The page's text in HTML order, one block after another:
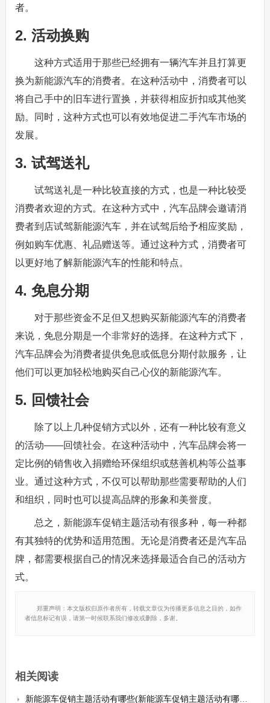
者。
2. 活动换购
这种方式适用于那些已经拥有一辆汽车并且打算更
换为新能源汽车的消费者。在这种活动中，消费者可以
将自己手中的旧车进行置换，并获得相应折扣或其他奖
励。同时，这种方式也可以有效地促进二手汽车市场的
发展。
3. 试驾送礼
试驾送礼是一种比较直接的方式，也是一种比较受
消费者欢迎的方式。在这种方式中，汽车品牌会邀请消
费者到店试驾新能源汽车，并在试驾后给予相应奖励，
例如购车优惠、礼品赠送等。通过这种方式，消费者可
以更好地了解新能源汽车的性能和特点。
4. 免息分期
对于那些资金不足但又想购买新能源汽车的消费者
来说，免息分期是一个非常好的选择。在这种方式下，
汽车品牌会为消费者提供免息或低息分期付款服务，让
他们可以更加轻松地购买自己心仪的新能源汽车。
5. 回馈社会
除了以上几种促销方式以外，还有一种比较有意义
的活动——回馈社会。在这种活动中，汽车品牌会将一
定比例的销售收入捐赠给环保组织或慈善机构等公益事
业。通过这种方式，不仅可以帮助那些需要帮助的人们
和组织，同时也可以提高品牌的形象和美誉度。
总之，新能源车促销主题活动有很多种，每一种都
有其独特的优势和适用范围。无论是消费者还是汽车品
牌，都需要根据自己的情况来选择最适合自己的活动方
式。
郑重声明：本文版权归原作者所有，转载文章仅为传播更多信息之目的，如作
者信息标记有误，请第一时候联系我们修改或删除，多谢。
相关阅读
新能源车促销主题活动有哪些(新能源车促销主题活动有哪些内容)